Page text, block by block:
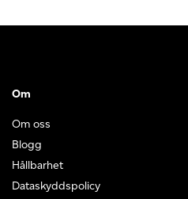
Om
Om oss
Blogg
Hållbarhet
Dataskyddspolicy